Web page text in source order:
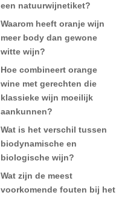
een natuurwijnetiket?
Waarom heeft oranje wijn
meer body dan gewone
witte wijn?
Hoe combineert orange
wine met gerechten die
klassieke wijn moeilijk
aankunnen?
Wat is het verschil tussen
biodynamische en
biologische wijn?
Wat zijn de meest
voorkomende fouten bij het